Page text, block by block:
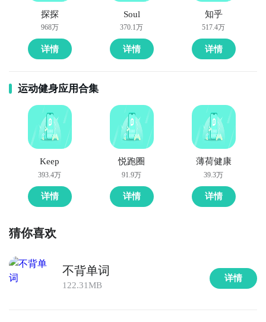
探探
968万
详情
Soul
370.1万
详情
知乎
517.4万
详情
运动健身应用合集
Keep
393.4万
详情
悦跑圈
91.9万
详情
薄荷健康
39.3万
详情
猜你喜欢
不背单词
122.31MB
详情